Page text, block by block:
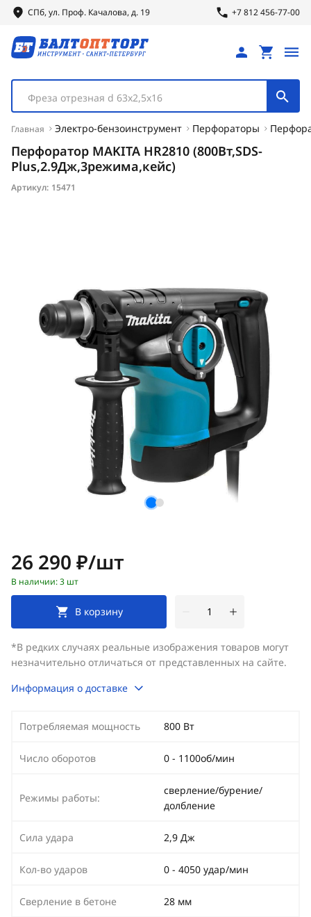
СПб, ул. Проф. Качалова, д. 19 +7 812 456-77-00
Фреза отрезная d 63х2,5х16
Главная Электро-бензоинструмент Перфораторы
Перфоратор MAKITA HR2810 (800Вт,SDS-
Plus,2.9Дж,3режима,кейс)
Артикул: 15471
Цена:
26 290 ₽/шт
В наличии: 3 шт
В корзину
*В редких случаях реальные изображения товаров могут
незначительно отличаться от представленных на сайте.
Информация о доставке
Потребляемая мощность 800 Вт
Число оборотов 0 - 1100об/мин
Режимы работы:
сверление/бурение/
долбление
Сила удара 2,9 Дж
Кол-во ударов 0 - 4050 удар/мин
Сверление в бетоне 28 мм